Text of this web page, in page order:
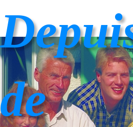
de